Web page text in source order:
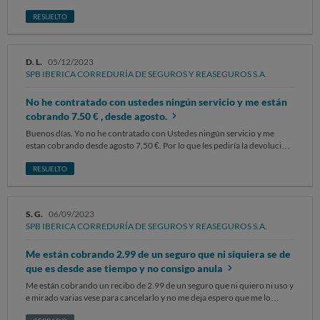
ha resultado?defectuoso?durante el?plazo legal de la garantía, ya que ha
adecuado?y conforme al esperado y, el daño o defecto producido, ha
tenido lugar en el plazo legal de garantía previsto. Solicito que?procedan
particular, atentamente.
RESUELTO
D. L. 05/12/2023
SPB IBERICA CORREDURÍA DE SEGUROS Y REASEGUROS S.A.
No he contratado con ustedes ningún servicio y me están
cobrando 7.50 € , desde agosto.
Buenos días. Yo no he contratado con Ustedes ningún servicio y me
estan cobrando desde agosto 7,50 €. Por lo que les pediría la devolución
contesten lo antes posible,Un saludo.
RESUELTO
S. G. 06/09/2023
SPB IBERICA CORREDURÍA DE SEGUROS Y REASEGUROS S.A.
Me están cobrando 2.99 de un seguro que ni siquiera se de
que es desde ase tiempo y no consigo anula
Me están cobrando un recibo de 2.99 de un seguro que ni quiero ni uso y
e mirado varias vese para cancelarlo y no me deja espero que me lo